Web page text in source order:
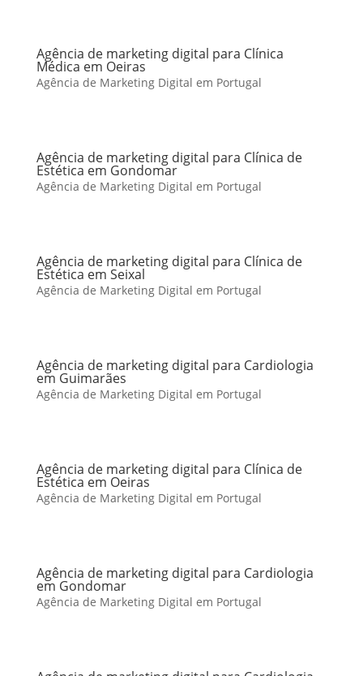
Agência de marketing digital para Clínica
Médica em Oeiras
Agência de Marketing Digital em Portugal
Agência de marketing digital para Clínica de
Estética em Gondomar
Agência de Marketing Digital em Portugal
Agência de marketing digital para Clínica de
Estética em Seixal
Agência de Marketing Digital em Portugal
Agência de marketing digital para Cardiologia
em Guimarães
Agência de Marketing Digital em Portugal
Agência de marketing digital para Clínica de
Estética em Oeiras
Agência de Marketing Digital em Portugal
Agência de marketing digital para Cardiologia
em Gondomar
Agência de Marketing Digital em Portugal